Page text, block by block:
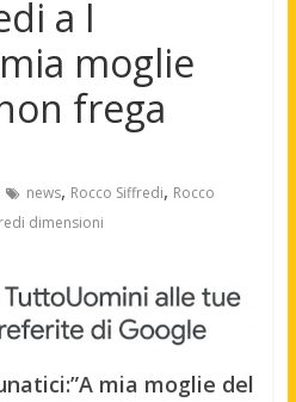
a I
moglie
frega
news, Rocco Siffredi, Rocco
dimensioni
mia moglie del